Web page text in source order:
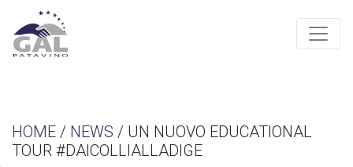
HOME / NEWS / UN NUOVO EDUCATIONAL
TOUR #DAICOLLIALLADIGE